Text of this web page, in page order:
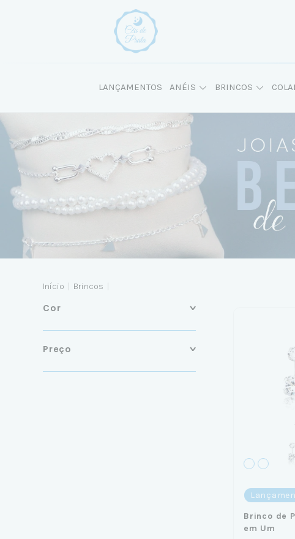
LANÇAMENTOS ANÉIS BRINCOS
Início Brincos
Cor
Preço
Brinco de
em Um